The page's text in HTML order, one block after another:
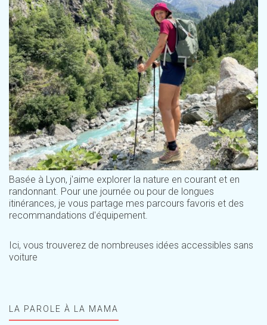
Basée à Lyon, j'aime explorer la nature en courant et en
randonnant. Pour une journée ou pour de longues
itinérances, je vous partage mes parcours favoris et des
recommandations d'équipement.
Ici, vous trouverez de nombreuses idées accessibles sans
voiture
LA PAROLE À LA MAMA